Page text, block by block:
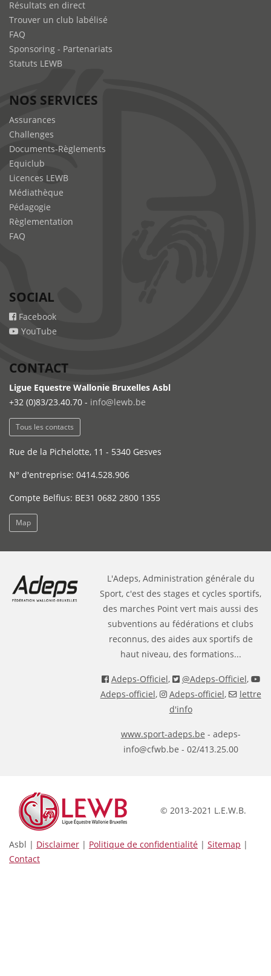
Résultats en direct
Trouver un club labélisé
FAQ
Sponsoring - Partenariats
Statuts LEWB
NOS SERVICES
Assurances
Challenges
Documents-Règlements
Equiclub
Licences LEWB
Médiathèque
Pédagogie
Règlementation
FAQ
SOCIAL
Facebook
YouTube
CONTACT
Ligue Equestre Wallonie Bruxelles Asbl
+32 (0)83/23.40.70 - info@lewb.be
Tous les contacts
Rue de la Pichelotte, 11 - 5340 Gesves
N° d'entreprise: 0414.528.906
Compte Belfius: BE31 0682 2800 1355
Map
L'Adeps, Administration générale du
Sport, c'est des stages et cycles sportifs,
des marches Point vert mais aussi des
subventions au fédérations et clubs
reconnus, des aides aux sportifs de
haut niveau, des formations...
Adeps-Officiel, @Adeps-Officiel,
Adeps-officiel, Adeps-officiel,
lettre
d'info
www.sport-adeps.be - adeps-
info@cfwb.be - 02/413.25.00
© 2013-2021 L.E.W.B.
Asbl | Disclaimer | Politique de confidentialité | Sitemap |
Contact